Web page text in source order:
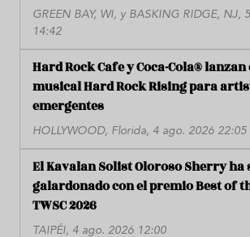
GREEN BAY, WI, y BASKING RIDGE, NJ,
14:42
Hard Rock Cafe y Coca-Cola®
musical Hard Rock Rising para
emergentes
HOLLYWOOD, Florida, 4 ago. 2026 22:05
El Kavalan Solist Oloroso Sherry ha
galardonado con el premio Best of
TWSC 2026
TAIPÉI, 4 ago. 2026 12:00